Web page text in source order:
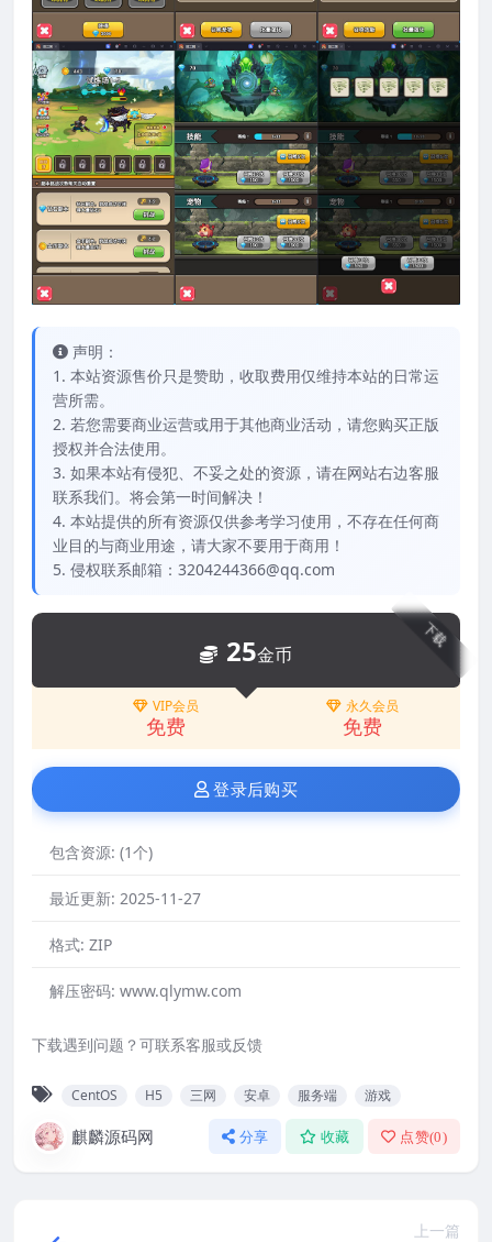
声明：
1. 本站资源售价只是赞助，收取费用仅维持本站的日常运
营所需。
2. 若您需要商业运营或用于其他商业活动，请您购买正版
授权并合法使用。
3. 如果本站有侵犯、不妥之处的资源，请在网站右边客服
联系我们。将会第一时间解决！
4. 本站提供的所有资源仅供参考学习使用，不存在任何商
业目的与商业用途，请大家不要用于商用！
5. 侵权联系邮箱：3204244366@qq.com
下载
25金币
VIP会员
免费
永久会员
免费
登录后购买
包含资源: (1个)
最近更新: 2025-11-27
格式: ZIP
解压密码: www.qlymw.com
下载遇到问题？可联系客服或反馈
CentOS H5 三网 安卓 服务端 游戏
麒麟源码网 分享 收藏 点赞(0)
上一篇